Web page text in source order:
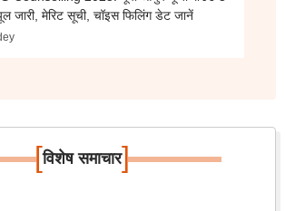
जारी, मेरिट सूची, चॉइस फिलिंग डेट जानें
[विशेष समाचार]